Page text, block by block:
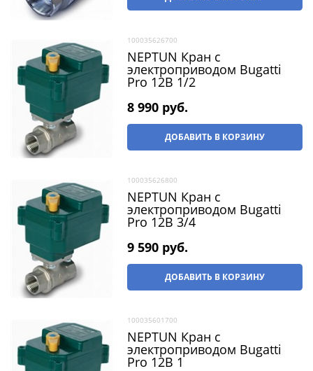
100035626700
NEPTUN Кран с
электроприводом Bugatti
Pro 12В 1/2
8 990 руб.
ДОБАВИТЬ В КОРЗИНУ
100035626800
NEPTUN Кран с
электроприводом Bugatti
Pro 12В 3/4
9 590 руб.
ДОБАВИТЬ В КОРЗИНУ
100035601700
NEPTUN Кран с
электроприводом Bugatti
Pro 12В 1